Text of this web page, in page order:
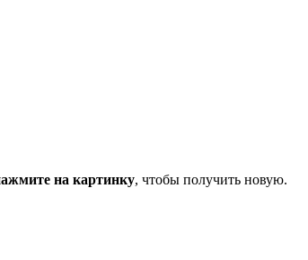
на картинку, чтобы получить новую.